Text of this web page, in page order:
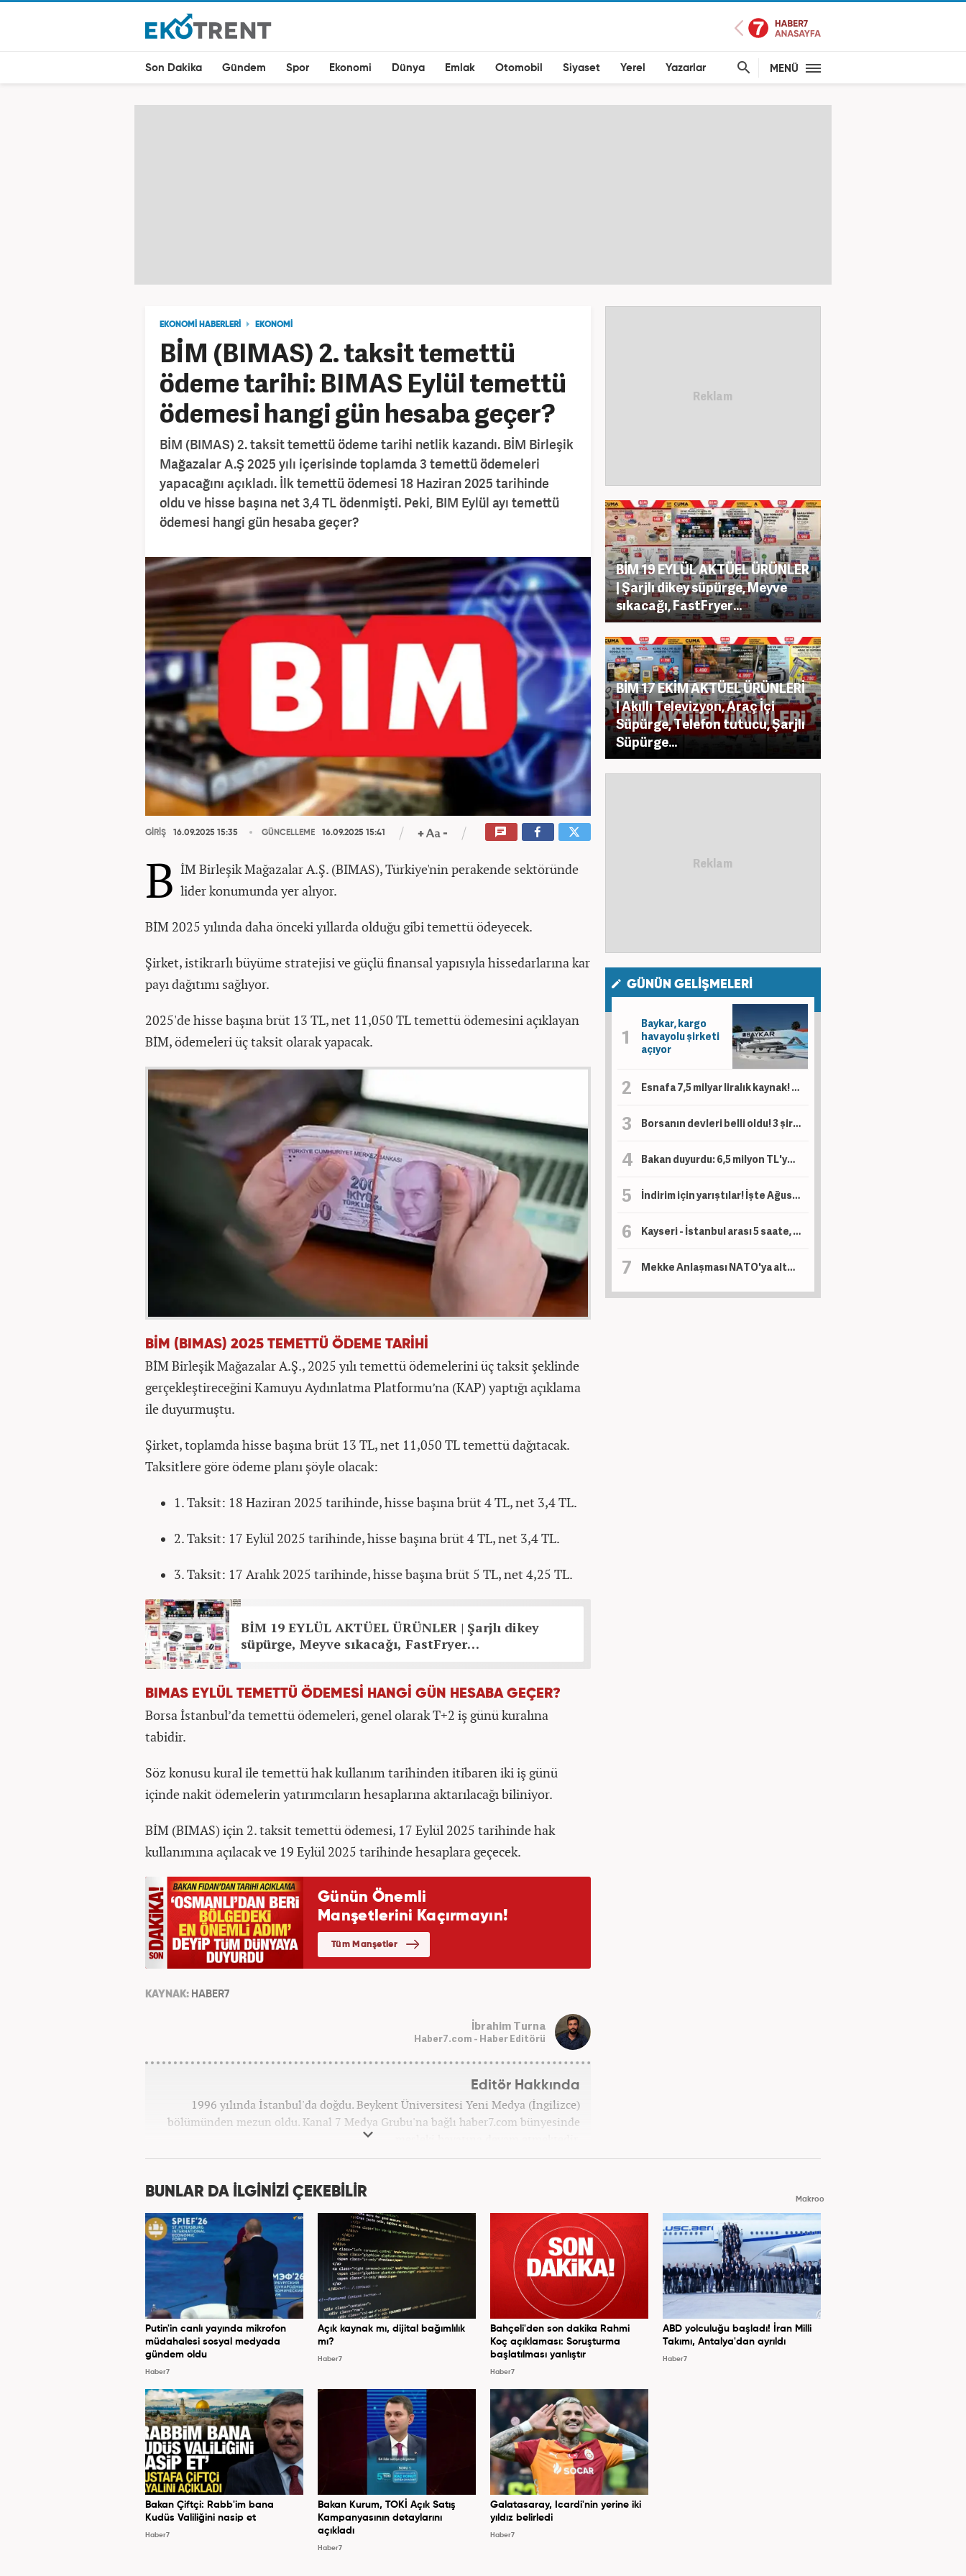
Son Dakika Gündem Spor Ekonomi Dünya Emlak Otomobil Siyaset Yerel Yazarlar MENÜ
EKONOMİ HABERLERİ EKONOMİ
BİM (BIMAS) 2. taksit temettü
ödeme tarihi: BIMAS Eylül temettü
ödemesi hangi gün hesaba geçer?
BİM (BIMAS) 2. taksit temettü ödeme tarihi netlik kazandı. BİM Birleşik
Mağazalar A.Ş 2025 yılı içerisinde toplamda 3 temettü ödemeleri
yapacağını açıkladı. İlk temettü ödemesi 18 Haziran 2025 tarihinde
oldu ve hisse başına net 3,4 TL ödenmişti. Peki, BIM Eylül ayı temettü
ödemesi hangi gün hesaba geçer?
GİRİŞ 16.09.2025 15:35 GÜNCELLEME 16.09.2025 15:41
B İM Birleşik Mağazalar A.Ş. (BIMAS), Türkiye'nin perakende sektöründe
lider konumunda yer alıyor.
BİM 2025 yılında daha önceki yıllarda olduğu gibi temettü ödeyecek.
Şirket, istikrarlı büyüme stratejisi ve güçlü finansal yapısıyla hissedarlarına kar
payı dağıtımı sağlıyor.
2025'de hisse başına brüt 13 TL, net 11,050 TL temettü ödemesini açıklayan
BİM, ödemeleri üç taksit olarak yapacak.
BİM (BIMAS) 2025 TEMETTÜ ÖDEME TARİHİ
BİM Birleşik Mağazalar A.Ş., 2025 yılı temettü ödemelerini üç taksit şeklinde
gerçekleştireceğini Kamuyu Aydınlatma Platformu’na (KAP) yaptığı açıklama
ile duyurmuştu.
Şirket, toplamda hisse başına brüt 13 TL, net 11,050 TL temettü dağıtacak.
Taksitlere göre ödeme planı şöyle olacak:
1. Taksit: 18 Haziran 2025 tarihinde, hisse başına brüt 4 TL, net 3,4 TL.
2. Taksit: 17 Eylül 2025 tarihinde, hisse başına brüt 4 TL, net 3,4 TL.
3. Taksit: 17 Aralık 2025 tarihinde, hisse başına brüt 5 TL, net 4,25 TL.
BİM 19 EYLÜL AKTÜEL ÜRÜNLER | Şarjlı dikey
süpürge, Meyve sıkacağı, FastFryer…
BIMAS EYLÜL TEMETTÜ ÖDEMESİ HANGİ GÜN HESABA GEÇER?
Borsa İstanbul’da temettü ödemeleri, genel olarak T+2 iş günü kuralına
tabidir.
Söz konusu kural ile temettü hak kullanım tarihinden itibaren iki iş günü
içinde nakit ödemelerin yatırımcıların hesaplarına aktarılacağı biliniyor.
BİM (BIMAS) için 2. taksit temettü ödemesi, 17 Eylül 2025 tarihinde hak
kullanımına açılacak ve 19 Eylül 2025 tarihinde hesaplara geçecek.
KAYNAK: HABER7
İbrahim Turna
Haber7.com - Haber Editörü
Editör Hakkında
1996 yılında İstanbul'da doğdu. Beykent Üniversitesi Yeni Medya (İngilizce)
bölümünden mezun oldu. Kanal 7 Medya Grubu'na bağlı haber7.com bünyesinde
BİM 19 EYLÜL AKTÜEL ÜRÜNLER
| Şarjlı dikey süpürge, Meyve
sıkacağı, FastFryer…
BİM 17 EKİM AKTÜEL ÜRÜNLERİ
| Akıllı Televizyon, Araç İçi
Süpürge, Telefon tutucu, Şarjlı
Süpürge...
GÜNÜN GELİŞMELERİ
Baykar, kargo
havayolu şirketi
açıyor
Esnafa 7,5 milyar liralık kaynak! 'Kesintisiz bir şekilde desteklemeye devam'
Borsanın devleri belli oldu! 3 şirketin piyasa değeri 1 trilyon lirayı aştı
Bakan duyurdu: 6,5 milyon TL'ye kadar destek sağlanacak!
İndirim için yarıştılar! İşte Ağustos ayı kampanyalı sıfır otomobil fiyatları!
Kayseri - İstanbul arası 5 saate, Kayseri - Ankara arası da 1 saat 45 dakikaya düşecek!
Mekke Anlaşması NATO'ya alternatif bir yapı değil!
BUNLAR DA İLGİNİZİ ÇEKEBİLİR Makroo
Putin'in canlı yayında mikrofon
müdahalesi sosyal medyada
gündem oldu
Haber7
Açık kaynak mı, dijital bağımlılık
mı?
Haber7
Bahçeli'den son dakika Rahmi
Koç açıklaması: Soruşturma
başlatılması yanlıştır
Haber7
ABD yolculuğu başladı! İran Milli
Takımı, Antalya'dan ayrıldı
Haber7
Bakan Çiftçi: Rabb'im bana
Kudüs Valiliğini nasip et
Haber7
Bakan Kurum, TOKİ Açık Satış
Kampanyasının detaylarını
açıkladı
Haber7
Galatasaray, Icardi'nin yerine iki
yıldız belirledi
Haber7